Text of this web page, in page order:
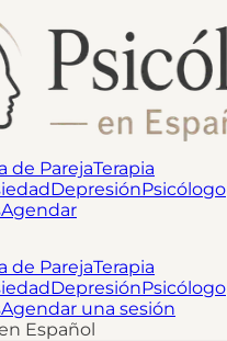
de ParejaTerapia
DepresiónPsicólogo
Agendar
de ParejaTerapia
DepresiónPsicólogo
Agendar una sesión
Español